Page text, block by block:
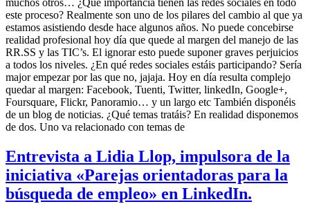
muchos otros… ¿Qué importancia tienen las redes sociales en todo
este proceso? Realmente son uno de los pilares del cambio al que ya
estamos asistiendo desde hace algunos años. No puede concebirse
realidad profesional hoy día que quede al margen del manejo de las
RR.SS y las TIC’s. El ignorar esto puede suponer graves perjuicios
a todos los niveles. ¿En qué redes sociales estáis participando? Sería
major empezar por las que no, jajaja. Hoy en día resulta complejo
quedar al margen: Facebook, Tuenti, Twitter, linkedIn, Google+,
Foursquare, Flickr, Panoramio… y un largo etc También disponéis
de un blog de noticias. ¿Qué temas tratáis? En realidad disponemos
de dos. Uno va relacionado con temas de
Entrevista a Lidia Llop, impulsora de la
iniciativa «Parejas orientadoras para la
búsqueda de empleo» en LinkedIn.